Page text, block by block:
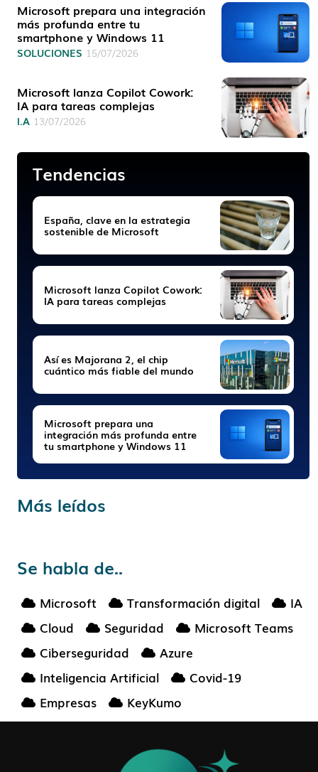
Microsoft prepara una integración
más profunda entre tu
smartphone y Windows 11
SOLUCIONES 15/07/2026
Microsoft lanza Copilot Cowork:
IA para tareas complejas
I.A 13/07/2026
Tendencias
España, clave en la estrategia
sostenible de Microsoft
Microsoft lanza Copilot Cowork:
IA para tareas complejas
Así es Majorana 2, el chip
cuántico más fiable del mundo
Microsoft prepara una
integración más profunda entre
tu smartphone y Windows 11
Más leídos
Se habla de..
Microsoft Transformación digital
IA
Cloud
Seguridad
Microsoft Teams
Ciberseguridad
Azure
Inteligencia Artificial
Covid-19
Empresas
KeyKumo